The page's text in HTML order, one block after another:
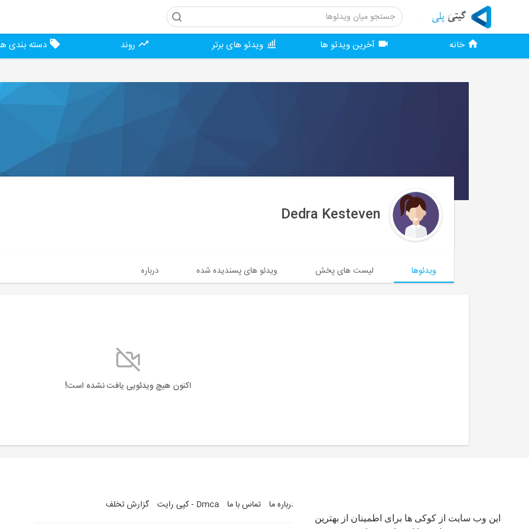
این وب سایت از کوکی ها برای اطمینان از بهترین
خانه آخرین ویدئو ها ویدئو های برتر روند دسته بندی
Dedra Kesteven
ویدئوها لیست های پخش ویدئو های پسندیده شده درباره
اکنون هیچ ویدئویی یافت نشده است!
درباره ما تماس با ما Dmca - کپی رایت گزارش تخلف